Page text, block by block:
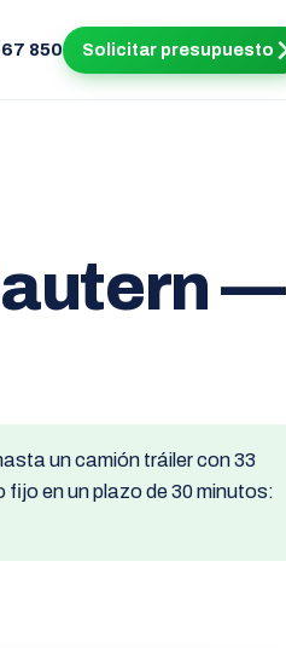
850 Solicitar presupuesto
—
un camión tráiler con 33
en un plazo de 30 minutos: